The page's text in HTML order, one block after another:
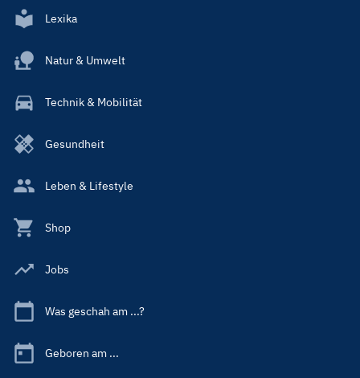
Lexika
Natur & Umwelt
Technik & Mobilität
Gesundheit
Leben & Lifestyle
Shop
Jobs
Was geschah am ...?
Geboren am ...